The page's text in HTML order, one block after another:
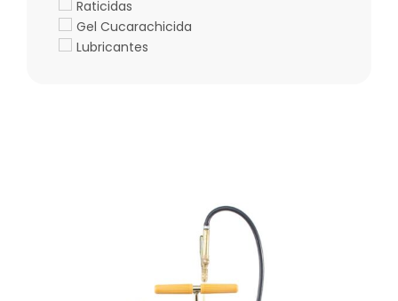
Raticidas
Gel Cucarachicida
Lubricantes